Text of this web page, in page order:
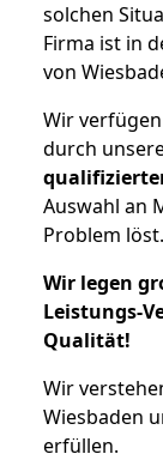
solchen
Firma ist in
von
Wir
durch
Auswahl an
Problem löst.
Wir legen
Leistungs-
Qualität!
Wir
Wiesbaden
erfüllen.